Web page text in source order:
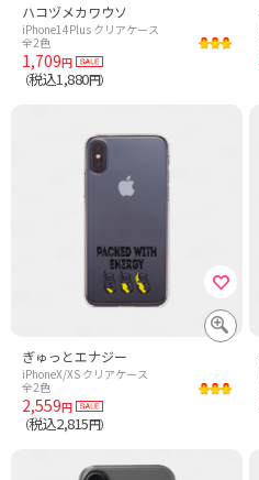
ハコヅメカワウソ
iPhone14Plus クリアケース
全2色
1,709円
（税込1,880円）
ぎゅっとエナジー
iPhoneX/XS クリアケース
全2色
2,559円
（税込2,815円）